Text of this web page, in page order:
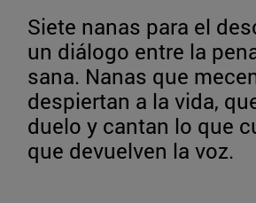
Siete nanas para el
un diálogo entre la
sana. Nanas que
despiertan a la vida,
duelo y cantan lo que
que devuelven la voz.